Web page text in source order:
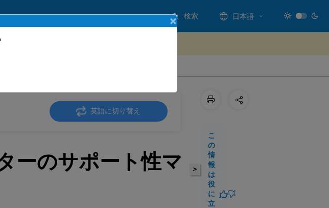
検索 日本語
英語に切り替え
ーのサポート性マ
>
こ
の
情
報
は
役
に
立
×